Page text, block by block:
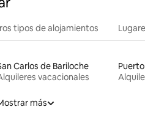
tipos de alojamientos
Carlos de Bariloche
vacacionales
más